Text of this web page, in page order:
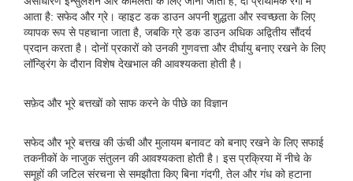
आता है: सफेद और ग्रे। व्हाइट डक डाउन अपनी शुद्धता और स्वच्छता के लिए
व्यापक रूप से पहचाना जाता है, जबकि ग्रे डक डाउन अधिक अद्वितीय सौंदर्य
प्रदान करता है। दोनों प्रकारों को उनकी गुणवत्ता और दीर्घायु बनाए रखने के लिए
लॉन्ड्रिंग के दौरान विशेष देखभाल की आवश्यकता होती है।
सफ़ेद और भूरे बत्तखों को साफ करने के पीछे का विज्ञान
सफेद और भूरे बत्तख की ऊंची और मुलायम बनावट को बनाए रखने के लिए सफाई
तकनीकों के नाजुक संतुलन की आवश्यकता होती है। इस प्रक्रिया में नीचे के
समूहों की जटिल संरचना से समझौता किए बिना गंदगी, तेल और गंध को हटाना